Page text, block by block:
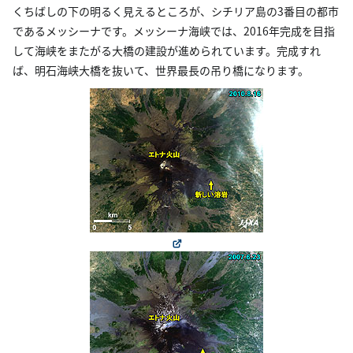
くちばしの下の明るく見えるところが、シチリア島の3番目の都市
であるメッシーナです。メッシーナ海峡では、2016年完成を目指
して海峡をまたがる大橋の建設が進められています。完成すれ
ば、明石海峡大橋を抜いて、世界最長の吊り橋になります。